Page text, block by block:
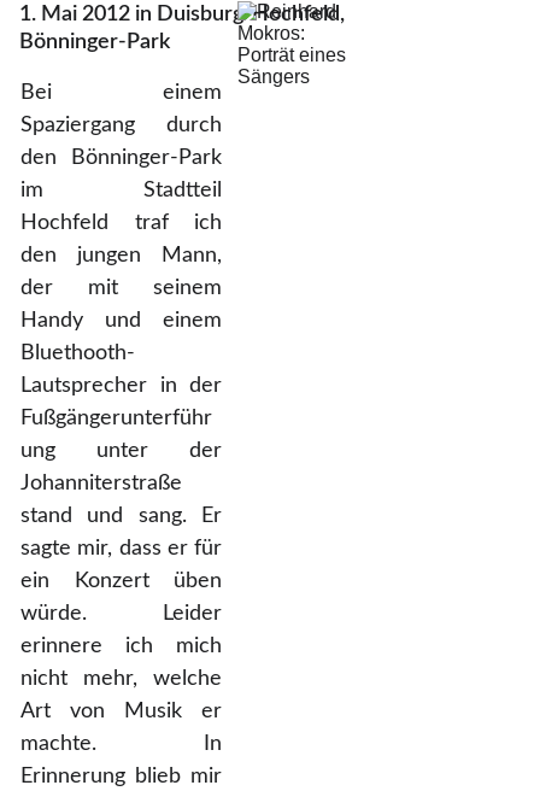
1. Mai 2012 in Duisburg-Hochfeld,
Bönninger-Park
Bei einem
Spaziergang durch
den Bönninger-Park
im Stadtteil
Hochfeld traf ich
den jungen Mann,
der mit seinem
Handy und einem
Bluethooth-
Lautsprecher in der
Fußgängerunterführ
ung unter der
Johanniterstraße
stand und sang. Er
sagte mir, dass er für
ein Konzert üben
würde. Leider
erinnere ich mich
nicht mehr, welche
Art von Musik er
machte. In
Erinnerung blieb mir